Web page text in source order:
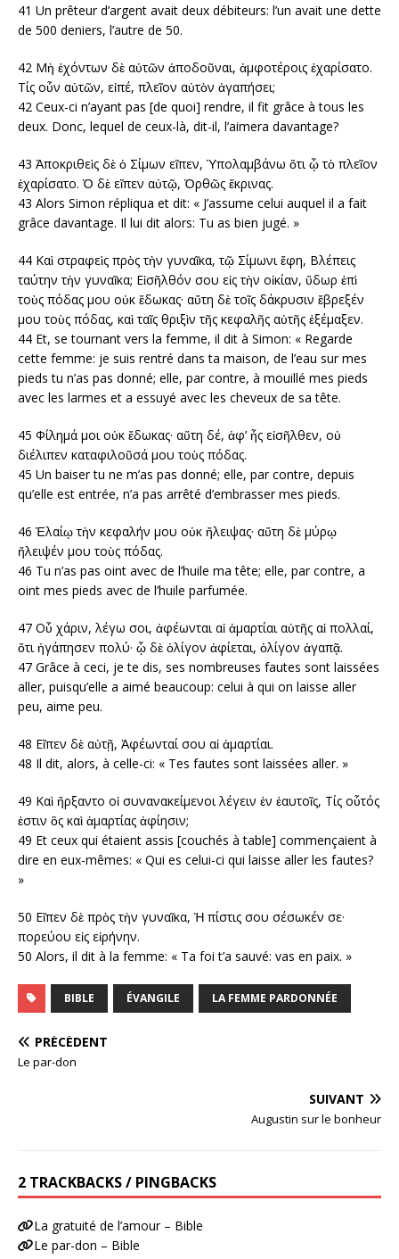
41 Un prêteur d’argent avait deux débiteurs: l’un avait une dette
de 500 deniers, l’autre de 50.
42 Μὴ ἐχόντων δὲ αὐτῶν ἀποδοῦναι, ἀμφοτέροις ἐχαρίσατο.
Tίς οὖν αὐτῶν, εἰπέ, πλεῖον αὐτὸν ἀγαπήσει;
42 Ceux-ci n’ayant pas [de quoi] rendre, il fit grâce à tous les
deux. Donc, lequel de ceux-là, dit-il, l’aimera davantage?
43 Ἀποκριθεὶς δὲ ὁ Σίμων εἴπεν, Ὑπολαμβάνω ὅτι ᾧ τὸ πλεῖον
ἐχαρίσατο. Ὁ δὲ εἴπεν αὐτῷ, Ὀρθῶς ἔκρινας.
43 Alors Simon répliqua et dit: « J’assume celui auquel il a fait
grâce davantage. Il lui dit alors: Tu as bien jugé. »
44 Καὶ στραφεὶς πρὸς τὴν γυναῖκα, τῷ Σίμωνι ἔφη, Βλέπεις
ταύτην τὴν γυναῖκα; Εἰσῆλθόν σου εἰς τὴν οἰκίαν, ὕδωρ ἐπὶ
τοὺς πόδας μου οὐκ ἔδωκας· αὕτη δὲ τοῖς δάκρυσιν ἔβρεξέν
μου τοὺς πόδας, καὶ ταῖς θριξὶν τῆς κεφαλῆς αὐτῆς ἐξέμαξεν.
44 Et, se tournant vers la femme, il dit à Simon: « Regarde
cette femme: je suis rentré dans ta maison, de l’eau sur mes
pieds tu n’as pas donné; elle, par contre, à mouillé mes pieds
avec les larmes et a essuyé avec les cheveux de sa tête.
45 Φίλημά μοι οὐκ ἔδωκας· αὕτη δέ, ἀφ’ ἧς εἰσῆλθεν, οὐ
διέλιπεν καταφιλοῦσά μου τοὺς πόδας.
45 Un baiser tu ne m’as pas donné; elle, par contre, depuis
qu’elle est entrée, n’a pas arrêté d’embrasser mes pieds.
46 Ἐλαίῳ τὴν κεφαλήν μου οὐκ ἤλειψας· αὕτη δὲ μύρῳ
ἤλειψέν μου τοὺς πόδας.
46 Tu n’as pas oint avec de l’huile ma tête; elle, par contre, a
oint mes pieds avec de l’huile parfumée.
47 Οὗ χάριν, λέγω σοι, ἀφέωνται αἱ ἁμαρτίαι αὐτῆς αἱ πολλαί,
ὅτι ἠγάπησεν πολύ· ᾧ δὲ ὀλίγον ἀφίεται, ὀλίγον ἀγαπᾷ.
47 Grâce à ceci, je te dis, ses nombreuses fautes sont laissées
aller, puisqu’elle a aimé beaucoup: celui à qui on laisse aller
peu, aime peu.
48 Εἴπεν δὲ αὐτῇ, Ἀφέωνταί σου αἱ ἁμαρτίαι.
48 Il dit, alors, à celle-ci: « Tes fautes sont laissées aller. »
49 Καὶ ἤρξαντο οἱ συνανακείμενοι λέγειν ἐν ἑαυτοῖς, Tίς οὗτός
ἐστιν ὃς καὶ ἁμαρτίας ἀφίησιν;
49 Et ceux qui étaient assis [couchés à table] commençaient à
dire en eux-mêmes: « Qui es celui-ci qui laisse aller les fautes?
»
50 Εἴπεν δὲ πρὸς τὴν γυναῖκα, Ἡ πίστις σου σέσωκέν σε·
πορεύου εἰς εἰρήνην.
50 Alors, il dit à la femme: « Ta foi t’a sauvé: vas en paix. »
BIBLE ÉVANGILE LA FEMME PARDONNÉE
PRÉCÉDENT
Le par-don
SUIVANT
Augustin sur le bonheur
2 TRACKBACKS / PINGBACKS
La gratuité de l’amour – Bible
Le par-don – Bible